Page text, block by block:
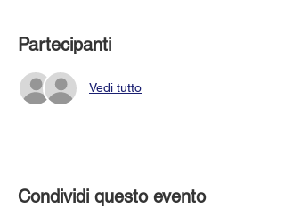
Partecipanti
Vedi tutto
Condividi questo evento